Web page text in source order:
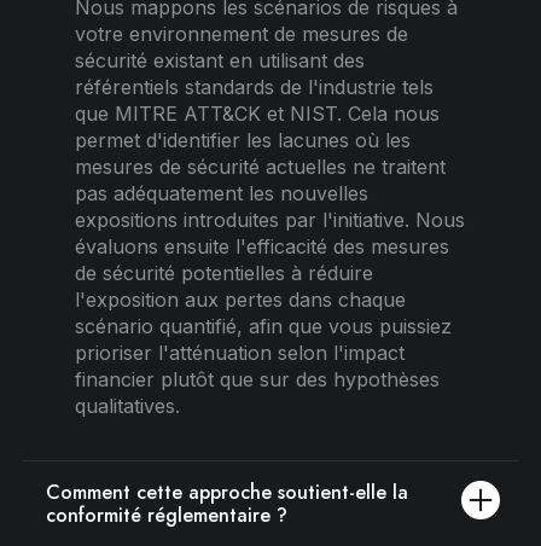
Nous mappons les scénarios de risques à
votre environnement de mesures de
sécurité existant en utilisant des
référentiels standards de l'industrie tels
que MITRE ATT&CK et NIST. Cela nous
permet d'identifier les lacunes où les
mesures de sécurité actuelles ne traitent
pas adéquatement les nouvelles
expositions introduites par l'initiative. Nous
évaluons ensuite l'efficacité des mesures
de sécurité potentielles à réduire
l'exposition aux pertes dans chaque
scénario quantifié, afin que vous puissiez
prioriser l'atténuation selon l'impact
financier plutôt que sur des hypothèses
qualitatives.
Comment cette approche soutient-elle la
conformité réglementaire ?